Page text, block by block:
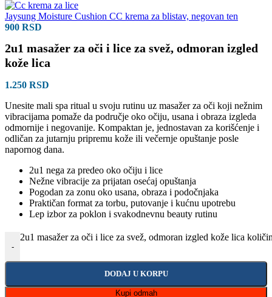
Jaysung Moisture Cushion CC krema za blistav, negovan ten
900 RSD
2u1 masažer za oči i lice za svež, odmoran izgled
kože lica
1.250 RSD
Unesite mali spa ritual u svoju rutinu uz masažer za oči koji nežnim
vibracijama pomaže da područje oko očiju, usana i obraza izgleda
odmornije i negovanije. Kompaktan je, jednostavan za korišćenje i
odličan za jutarnju pripremu kože ili večernje opuštanje posle
napornog dana.
2u1 nega za predeo oko očiju i lice
Nežne vibracije za prijatan osećaj opuštanja
Pogodan za zonu oko usana, obraza i podočnjaka
Praktičan format za torbu, putovanje i kućnu upotrebu
Lep izbor za poklon i svakodnevnu beauty rutinu
-
2u1 masažer za oči i lice za svež, odmoran izgled kože lica
DODAJ U KORPU
Kupi odmah